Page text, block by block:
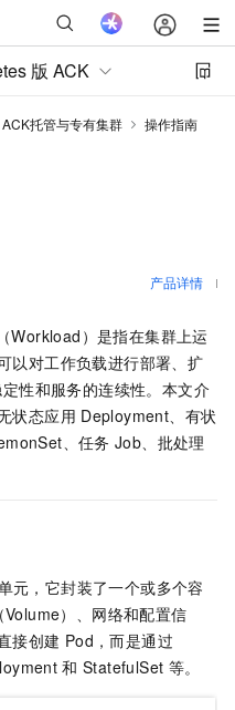
版 ACK
ACK托管与专有集群
操作指南
产品详情
Workload）是指在集群上运
以对工作负载进行部署、扩
性和服务的连续性。本文介
状态应用 Deployment、有状
、任务 Job、批处理
元，它封装了一个或多个容
）、网络和配置信
接创建 Pod，而是通过
和 StatefulSet 等。